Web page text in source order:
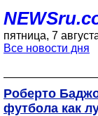
пятница, 7
Все новости дня
Роберто
футбола как